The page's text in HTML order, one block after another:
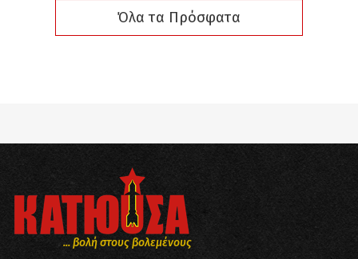
Όλα τα Πρόσφατα
... βολή στους βολεμένους